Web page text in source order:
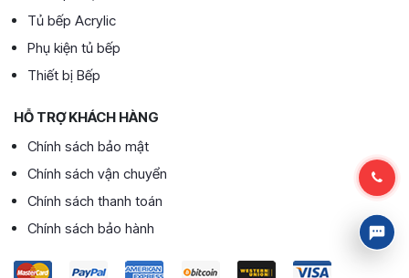
Tủ bếp Acrylic
Phụ kiện tủ bếp
Thiết bị Bếp
HỖ TRỢ KHÁCH HÀNG
Chính sách bảo mật
Chính sách vận chuyển
Chính sách thanh toán
Chính sách bảo hành